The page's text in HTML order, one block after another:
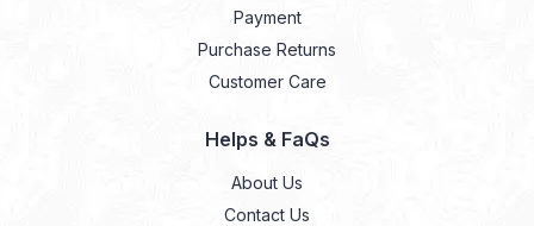
Payment
Purchase Returns
Customer Care
Helps & FaQs
About Us
Contact Us